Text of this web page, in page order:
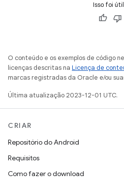
Isso foi
O conteúdo e os exemplos de código
licenças descritas na Licença de
marcas registradas da Oracle e/ou
Última atualização 2023-12-01 UTC.
CRIAR
Repositório do Android
Requisitos
Como fazer o download